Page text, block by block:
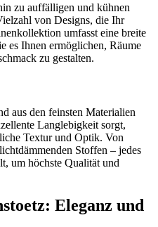
zu auffälligen und kühnen
von Designs, die Ihr
umfasst eine breite
es Ihnen ermöglichen, Räume
zu gestalten.
aus den feinsten Materialien
Langlebigkeit sorgt,
Textur und Optik. Von
Stoffen – jedes
um höchste Qualität und
Eleganz und